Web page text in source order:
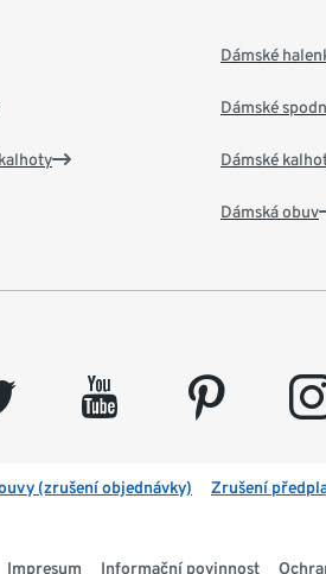
Dámské
Dámské
Dámské
Dámská obuv
youtube pinterest
(zrušení objednávky) Zrušení
Impresum Informační povinnost